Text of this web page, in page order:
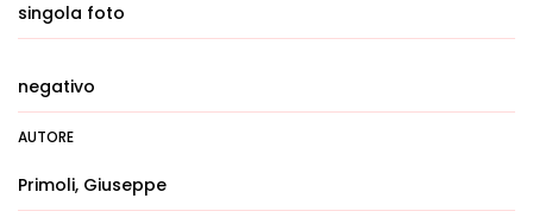
singola foto
negativo
AUTORE
Primoli, Giuseppe